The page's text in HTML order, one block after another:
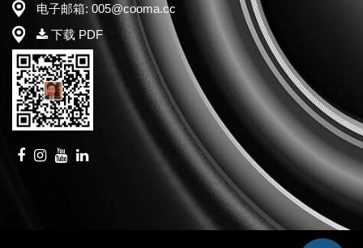
电子邮箱: 005@cooma.cc
下载 PDF